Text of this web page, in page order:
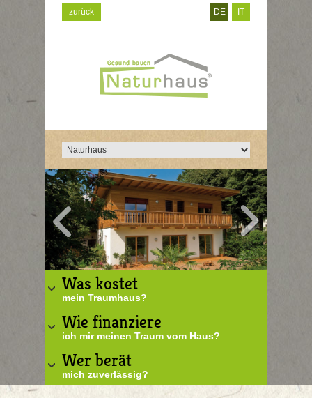
zurück DE IT
Was kostet
mein Traumhaus?
Wie finanziere
ich mir meinen Traum vom Haus?
Wer berät
mich zuverlässig?